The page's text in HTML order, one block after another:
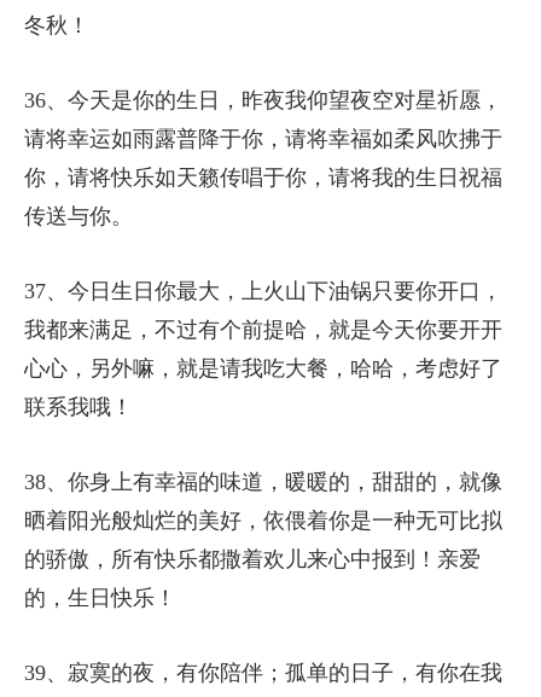
冬秋！
36、今天是你的生日，昨夜我仰望夜空对星祈愿，
请将幸运如雨露普降于你，请将幸福如柔风吹拂于
你，请将快乐如天籁传唱于你，请将我的生日祝福
传送与你。
37、今日生日你最大，上火山下油锅只要你开口，
我都来满足，不过有个前提哈，就是今天你要开开
心心，另外嘛，就是请我吃大餐，哈哈，考虑好了
联系我哦！
38、你身上有幸福的味道，暖暖的，甜甜的，就像
晒着阳光般灿烂的美好，依偎着你是一种无可比拟
的骄傲，所有快乐都撒着欢儿来心中报到！亲爱
的，生日快乐！
39、寂寞的夜，有你陪伴；孤单的日子，有你在我